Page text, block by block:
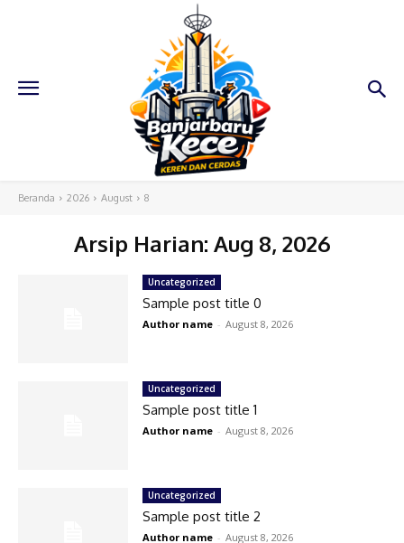
Beranda 2026 August 8
Arsip Harian: Aug 8, 2026
Uncategorized
Sample post title 0
Author name - August 8, 2026
Uncategorized
Sample post title 1
Author name - August 8, 2026
Uncategorized
Sample post title 2
Author name - August 8, 2026